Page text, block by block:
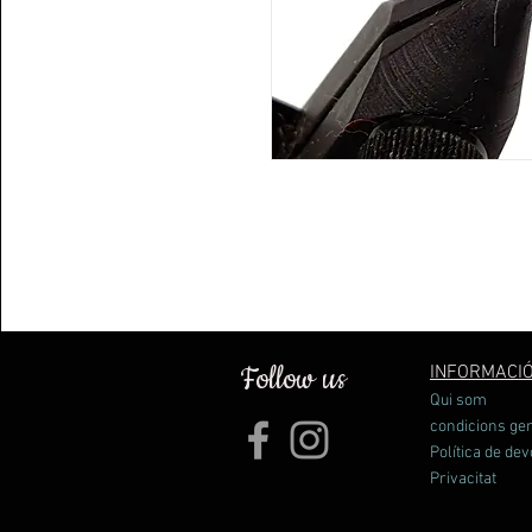
Follow us
Qui som
condicions
Política de
Privacitat